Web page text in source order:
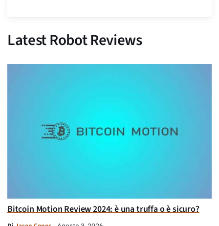
Latest Robot Reviews
Bitcoin Motion Review 2024: è una truffa o è sicuro?